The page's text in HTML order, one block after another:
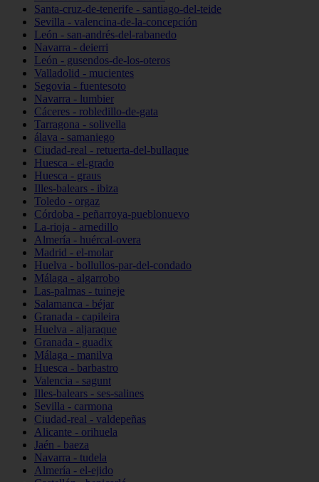
Santa-cruz-de-tenerife - santiago-del-teide
Sevilla - valencina-de-la-concepción
León - san-andrés-del-rabanedo
Navarra - deierri
León - gusendos-de-los-oteros
Valladolid - mucientes
Segovia - fuentesoto
Navarra - lumbier
Cáceres - robledillo-de-gata
Tarragona - solivella
álava - samaniego
Ciudad-real - retuerta-del-bullaque
Huesca - el-grado
Huesca - graus
Illes-balears - ibiza
Toledo - orgaz
Córdoba - peñarroya-pueblonuevo
La-rioja - arnedillo
Almería - huércal-overa
Madrid - el-molar
Huelva - bollullos-par-del-condado
Málaga - algarrobo
Las-palmas - tuineje
Salamanca - béjar
Granada - capileira
Huelva - aljaraque
Granada - guadix
Málaga - manilva
Huesca - barbastro
Valencia - sagunt
Illes-balears - ses-salines
Sevilla - carmona
Ciudad-real - valdepeñas
Alicante - orihuela
Jaén - baeza
Navarra - tudela
Almería - el-ejido